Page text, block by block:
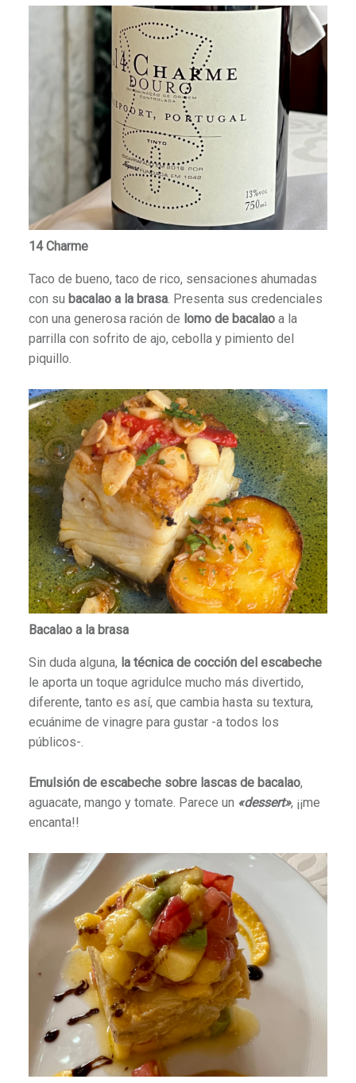
14 Charme
Taco de bueno, taco de rico, sensaciones ahumadas
con su bacalao a la brasa. Presenta sus credenciales
con una generosa ración de lomo de bacalaoa la
parrilla con sofrito de ajo, cebolla y pimiento del
piquillo.
Bacalao a la brasa
Sin duda alguna, la técnica de cocción del escabeche
le aporta un toque agridulce mucho más divertido,
diferente, tanto es así, que cambia hasta su textura,
ecuánime de vinagre para gustar -a todos los
públicos-.
Emulsión de escabeche sobre lascas de bacalao,
aguacate, mango y tomate. Parece un «dessert», ¡¡me
encanta!!